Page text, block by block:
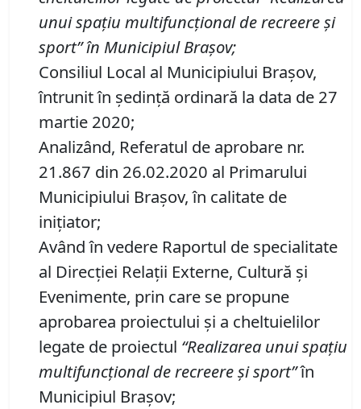
unui spațiu multifuncțional de recreere și
sport”în Municipiul Brașov;
Consiliul Local al Municipiului Brașov,
întrunit în ședință ordinară la data de 27
martie 2020;
Analizând, Referatul de aprobare nr.
21.867 din 26.02.2020 al Primarului
Municipiului Braşov, în calitate de
inițiator;
Având în vedere Raportul de specialitate
al Direcţiei Relaţii Externe, Cultură şi
Evenimente, prin care se propune
aprobarea proiectului şi a cheltuielilor
legate de proiectul “Realizarea unui spațiu
multifuncțional de recreere și sport”în
Municipiul Brașov;